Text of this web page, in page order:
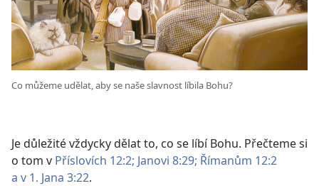
Co můžeme udělat, aby se naše slavnost líbila Bohu?
Je důležité vždycky dělat to, co se líbí Bohu. Přečteme si
o tom v Příslovích 12:2; Janovi 8:29; Římanům 12:2
a v 1. Jana 3:22.